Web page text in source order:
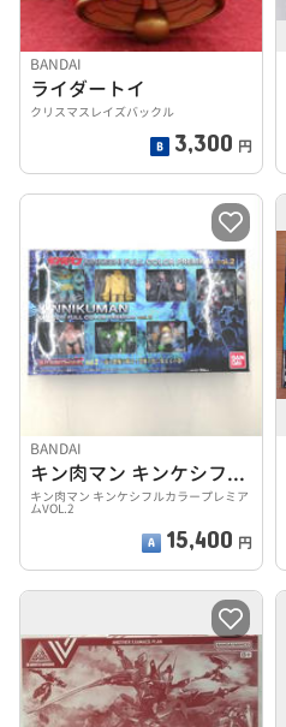
BANDAI
ライダートイ
クリスマスレイズバックル
3,300 円
BANDAI
キン肉マン キンケシフルカラープレミアムVOL.2
キン肉マン キンケシフルカラープレミア
ムVOL.2
15,400 円